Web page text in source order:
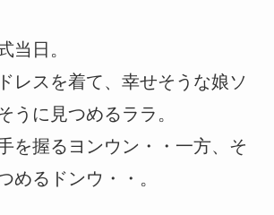
当日。
レスを着て、幸せそうな娘ソ
うに見つめるララ。
を握るヨンウン・・一方、そ
めるドンウ・・。